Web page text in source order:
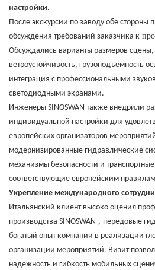
настройки.
После экскурсии по заводу обе стороны
обсуждения требований заказчика к
Обсуждались варианты размеров сцены,
ветроустойчивость, грузоподъемность
интеграция с профессиональными
светодиодными экранами.
Инженеры SINOSWAN также внедрили
индивидуальной настройки для
европейских организаторов
модернизированные гидравлические
механизмы безопасности и
соответствующие европейским
Укрепление международного
Итальянский клиент высоко оценил
производства SINOSWAN , передовые
богатый опыт компании в реализации
организации мероприятий. Визит
надежность и гибкость мобильных